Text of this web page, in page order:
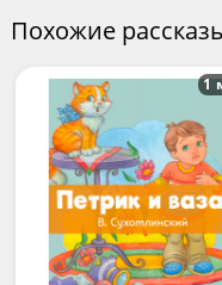
Похожие
1